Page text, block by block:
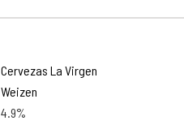
Cervezas La Virgen
Weizen
4.9%